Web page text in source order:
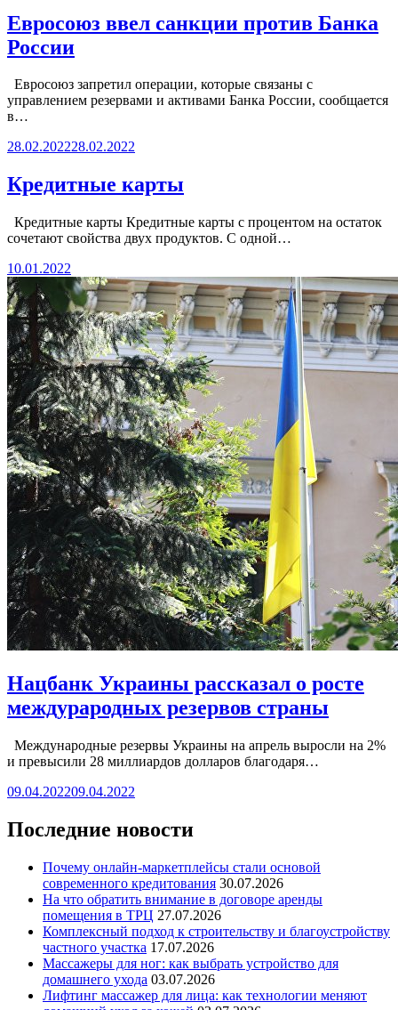
Евросоюз ввел санкции против Банка
России
Евросоюз запретил операции, которые связаны с
управлением резервами и активами Банка России, сообщается
в…
28.02.202228.02.2022
Кредитные карты
Кредитные карты Кредитные карты с процентом на остаток
сочетают свойства двух продуктов. С одной…
10.01.2022
Нацбанк Украины рассказал о росте
междурародных резервов страны
Международные резервы Украины на апрель выросли на 2%
и превысили 28 миллиардов долларов благодаря…
09.04.202209.04.2022
Последние новости
Почему онлайн-маркетплейсы стали основой
современного кредитования 30.07.2026
На что обратить внимание в договоре аренды
помещения в ТРЦ 27.07.2026
Комплексный подход к строительству и благоустройству
частного участка 17.07.2026
Массажеры для ног: как выбрать устройство для
домашнего ухода 03.07.2026
Лифтинг массажер для лица: как технологии меняют